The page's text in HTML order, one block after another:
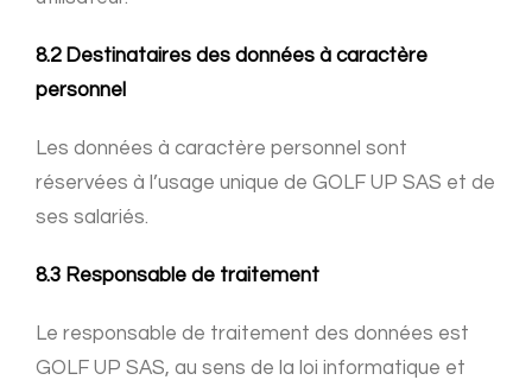
8.2 Destinataires des données à caractère
personnel
Les données à caractère personnel sont
réservées à l’usage unique de GOLF UP SAS et de
ses salariés.
8.3 Responsable de traitement
Le responsable de traitement des données est
GOLF UP SAS, au sens de la loi informatique et